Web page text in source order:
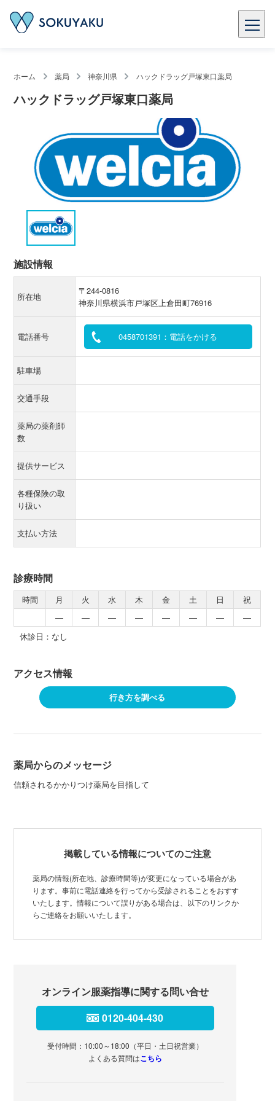
ホーム 薬局 神奈川県 ハックドラッグ戸塚東口薬局
ハックドラッグ戸塚東口薬局
施設情報
所在地
〒244-0816
神奈川県横浜市戸塚区上倉田町76916
電話番号 0458701391：電話をかける
駐車場
交通手段
薬局の薬剤師
数
提供サービス
各種保険の取
り扱い
支払い方法
診療時間
時間 月 火 水 木 金 土 日
祝
―
― ― ― ― ― ―
―
休診日：なし
アクセス情報
行き方を調べる
薬局からのメッセージ
信頼されるかかりつけ薬局を目指して
掲載している情報についてのご注意
薬局の情報(所在地、診療時間等)が変更になっている場合があ
ります。事前に電話連絡を行ってから受診されることをおすす
いたします。情報について誤りがある場合は、以下のリンクか
らご連絡をお願いいたします。
オンライン服薬指導に関する問い合せ
0120-404-430
受付時間：10:00～18:00（平日・土日祝営業）
よくある質問はこちら